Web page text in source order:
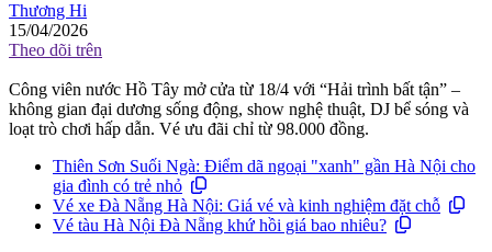
Thương Hi
15/04/2026
Theo dõi trên
Công viên nước Hồ Tây mở cửa từ 18/4 với “Hải trình bất tận” –
không gian đại dương sống động, show nghệ thuật, DJ bể sóng và
loạt trò chơi hấp dẫn. Vé ưu đãi chỉ từ 98.000 đồng.
Thiên Sơn Suối Ngà: Điểm dã ngoại "xanh" gần Hà Nội cho
gia đình có trẻ nhỏ
Vé xe Đà Nẵng Hà Nội: Giá vé và kinh nghiệm đặt chỗ
Vé tàu Hà Nội Đà Nẵng khứ hồi giá bao nhiêu?